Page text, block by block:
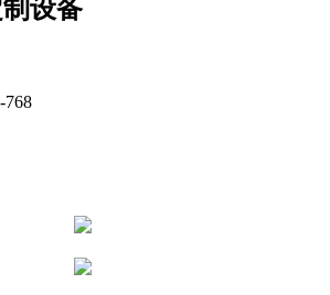
设备
768